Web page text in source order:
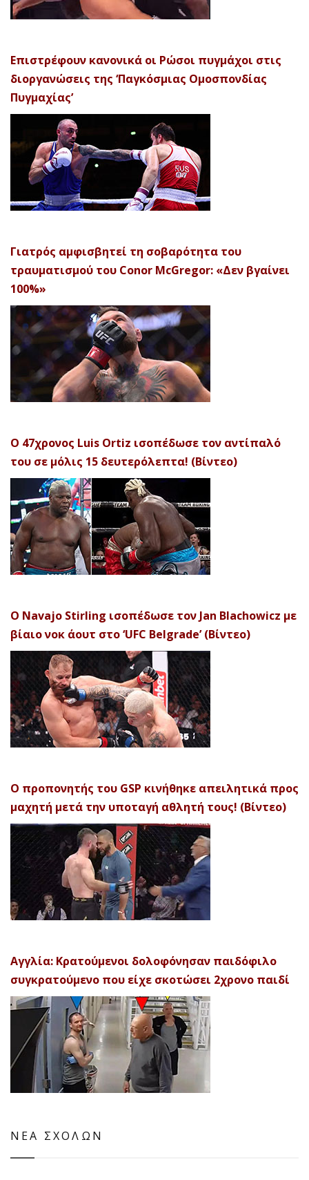
Επιστρέφουν κανονικά οι Ρώσοι πυγμάχοι στις
διοργανώσεις της ‘Παγκόσμιας Ομοσπονδίας
Πυγμαχίας’
Γιατρός αμφισβητεί τη σοβαρότητα του
τραυματισμού του Conor McGregor: «Δεν βγαίνει
100%»
Ο 47χρονος Luis Ortiz ισοπέδωσε τον αντίπαλό
του σε μόλις 15 δευτερόλεπτα! (Βίντεο)
Ο Navajo Stirling ισοπέδωσε τον Jan Blachowicz με
βίαιο νοκ άουτ στο ‘UFC Belgrade’ (Βίντεο)
Ο προπονητής του GSP κινήθηκε απειλητικά προς
μαχητή μετά την υποταγή αθλητή τους! (Βίντεο)
Αγγλία: Κρατούμενοι δολοφόνησαν παιδόφιλο
συγκρατούμενο που είχε σκοτώσει 2χρονο παιδί
ΝΕΑ ΣΧΟΛΩΝ